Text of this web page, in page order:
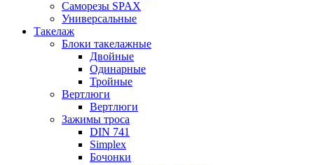
Саморезы SPAX
Универсальные
Такелаж
Блоки такелажные
Двойные
Одинарные
Тройные
Вертлюги
Вертлюги
Зажимы троса
DIN 741
Simplex
Бочонки